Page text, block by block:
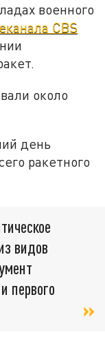
военного
CBS
около
день
ракетного
видов
первого